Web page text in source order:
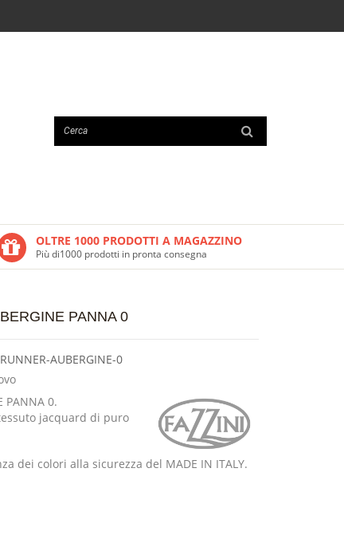
OLTRE 1000 PRODOTTI A MAGAZZINO
Più di1000 prodotti in pronta consegna
PANNA 0
RUNNER-AUBERGINE-0
PANNA 0.
jacquard di puro
dei colori alla sicurezza del MADE IN ITALY.